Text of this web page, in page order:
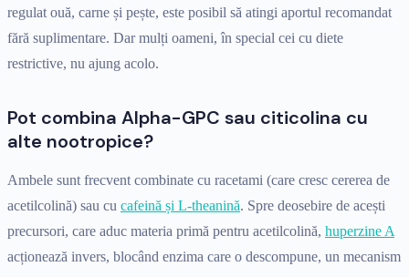
regulat ouă, carne și pește, este posibil să atingi aportul recomandat
fără suplimentare. Dar mulți oameni, în special cei cu diete
restrictive, nu ajung acolo.
Pot combina Alpha-GPC sau citicolina cu
alte nootropice?
Ambele sunt frecvent combinate cu racetami (care cresc cererea de
acetilcolină) sau cu cafeină și L-theanină. Spre deosebire de acești
precursori, care aduc materia primă pentru acetilcolină, huperzine A
acționează invers, blocând enzima care o descompune, un mecanism